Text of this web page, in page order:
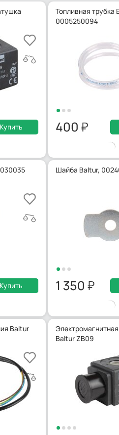
Купить
Топливная трубка
0005250094
400
Купить
Шайба Baltur,
1 350
Baltur
Baltur ZB09